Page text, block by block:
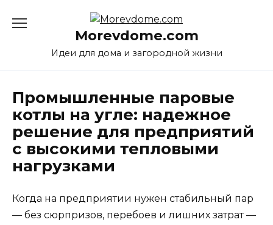
Morevdome.com
Идеи для дома и загородной жизни
Промышленные паровые
котлы на угле: надежное
решение для предприятий
с высокими тепловыми
нагрузками
Когда на предприятии нужен стабильный пар
— без сюрпризов, перебоев и лишних затрат —